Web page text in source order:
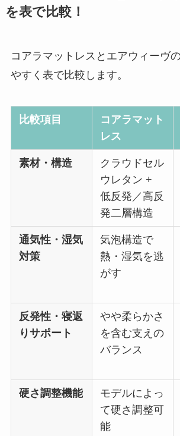
を表で比較！
コアラマットレスとエアウィーヴ
やすく表で比較します。
比較項目
コアラマット
レス
素材・構造
クラウドセル
ウレタン +
低反発／高反
発二層構造
通気性・湿気
対策
気泡構造で
熱・湿気を逃
がす
反発性・寝返
りサポート
やや柔らかさ
を含む支えの
バランス
硬さ調整機能
モデルによっ
て硬さ調整可
能